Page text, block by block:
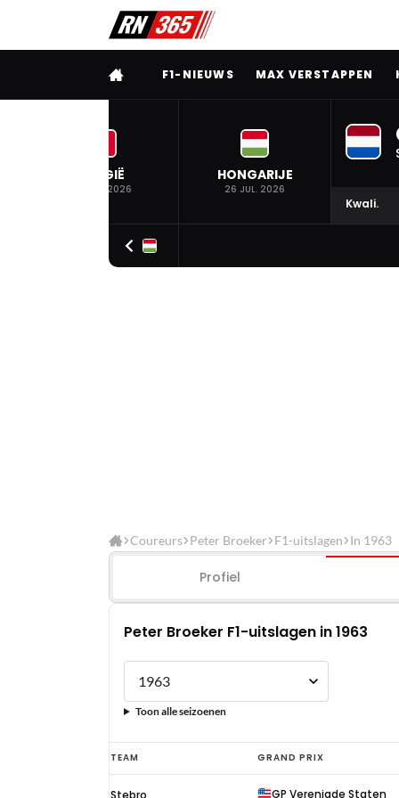
VOLLEDIG MENU
F1-NIEUWS MAX VERSTAPPEN
BELGIË
19 JUL. 2026
HONGARIJE
26 JUL. 2026
Kwali.
Coureurs Peter Broeker F1-uitslagen In 1963
Profiel
Peter Broeker F1-uitslagen in 1963
Toon alle seizoenen
Peter
Broeker
TEAM GRAND PRIX
Stebro GP Verenigde Staten